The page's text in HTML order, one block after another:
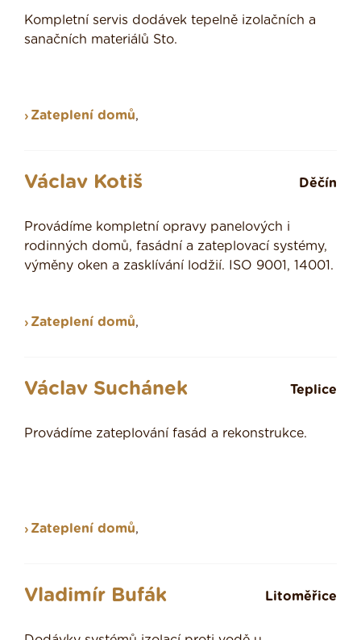
Kompletní servis dodávek tepelně izolačních a
sanačních materiálů Sto.
Zateplení domů,
Václav Kotiš Děčín
Provádíme kompletní opravy panelových i
rodinných domů, fasádní a zateplovací systémy,
výměny oken a zasklívání lodžií. ISO 9001, 14001.
Zateplení domů,
Václav Suchánek Teplice
Provádíme zateplování fasád a rekonstrukce.
Zateplení domů,
Vladimír Bufák Litoměřice